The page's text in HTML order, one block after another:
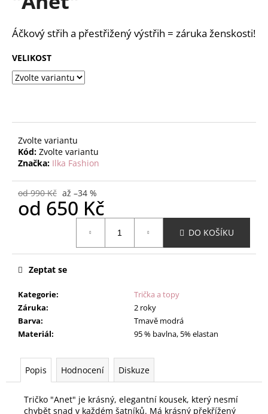
hvězdiček.
Áčkový střih a přestřižený výstřih = záruka ženskosti!
VELIKOST
Zvolte variantu
Kód: Zvolte variantu
Značka: Ilka Fashion
od 990 Kč až –34 %
od 650 Kč
DO KOŠÍKU
Kategorie:
Trička a topy
Záruka:
2 roky
Barva:
Tmavě modrá
Materiál: 95 % bavlna, 5% elastan
Zeptat se
Popis Hodnocení Diskuze
Tričko "Anet" je krásný, elegantní kousek, který nesmí
chybět snad v každém šatníků. Má krásný překřížený
j
e
m
e